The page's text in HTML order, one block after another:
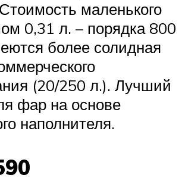
маленького
0,31 л. – порядка 800
более солидная
(20/250 л.). Лучший
фар на основе
наполнителя.